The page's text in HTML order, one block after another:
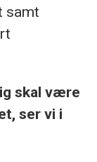
samt
skal være
ser vi i